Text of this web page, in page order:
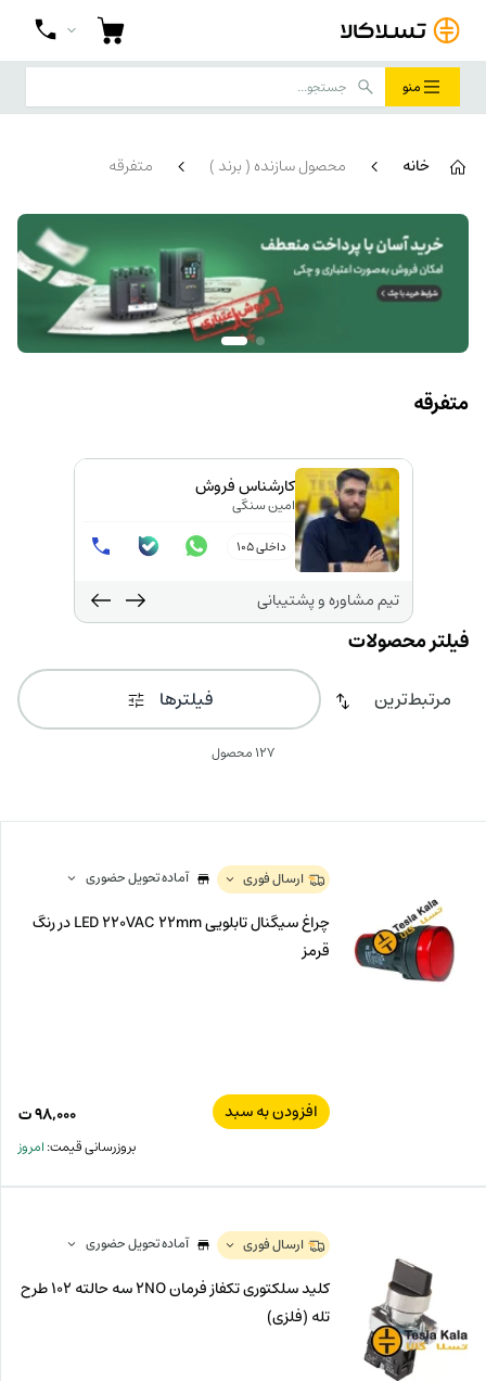
منو
خانه محصول سازنده ( برند ) متفرقه
متفرقه
127 محصول
فیلترها
ارسال فوری آماده تحویل حضوری
چراغ سیگنال تابلویی LED 220VAC 22mm در رنگ
قرمز
افزودن به سبد ۹۸,۰۰۰ت
بروزرسانی قیمت:امروز
ارسال فوری آماده تحویل حضوری
کلید سلکتوری تکفاز فرمان 2NO سه حالته 102 طرح
تله (فلزی)
کارشناس فروش
امین سنگی
داخلی 105
تیم مشاوره و پشتیبانی